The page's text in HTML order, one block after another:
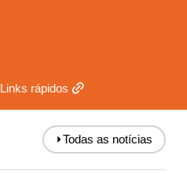
Links rápidos
⏵Todas as notícias